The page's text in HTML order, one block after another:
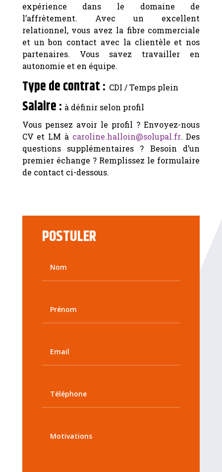
expérience dans le domaine de
l’affrètement. Avec un excellent
relationnel, vous avez la fibre commerciale
et un bon contact avec la clientèle et nos
partenaires. Vous savez travailler en
autonomie et en équipe.
Type de contrat : CDI / Temps plein
Salaire : à définir selon profil
Vous pensez avoir le profil ? Envoyez-nous
CV et LM à caroline.halloin@solupal.fr. Des
questions supplémentaires ? Besoin d’un
premier échange ? Remplissez le formulaire
de contact ci-dessous.
POSTULER